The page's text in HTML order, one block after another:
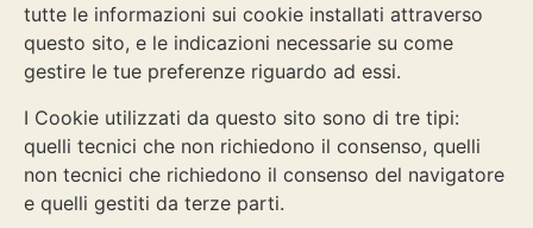
tutte le informazioni sui cookie installati attraverso
questo sito, e le indicazioni necessarie su come
gestire le tue preferenze riguardo ad essi.
I Cookie utilizzati da questo sito sono di tre tipi:
quelli tecnici che non richiedono il consenso, quelli
non tecnici che richiedono il consenso del navigatore
e quelli gestiti da terze parti.